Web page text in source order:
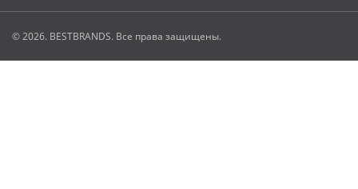
© 2026. BESTBRANDS. Все права защищены.